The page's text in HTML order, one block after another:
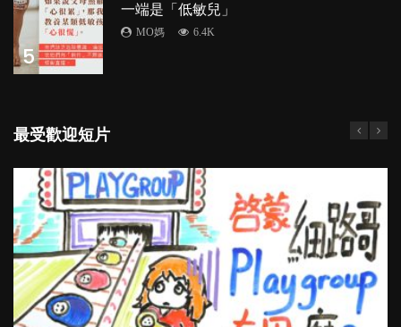
5
一端是「低敏兒」
MO媽 6.4K
最受歡迎短片